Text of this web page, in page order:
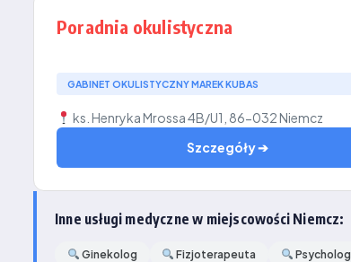
Poradnia okulistyczna
GABINET OKULISTYCZNY MAREK KUBAS
ks. Henryka Mrossa 4B/U1, 86-032 Niemcz
Szczegóły ➔
Inne usługi medyczne w miejscowości Niemcz:
Ginekolog Fizjoterapeuta Psycholog